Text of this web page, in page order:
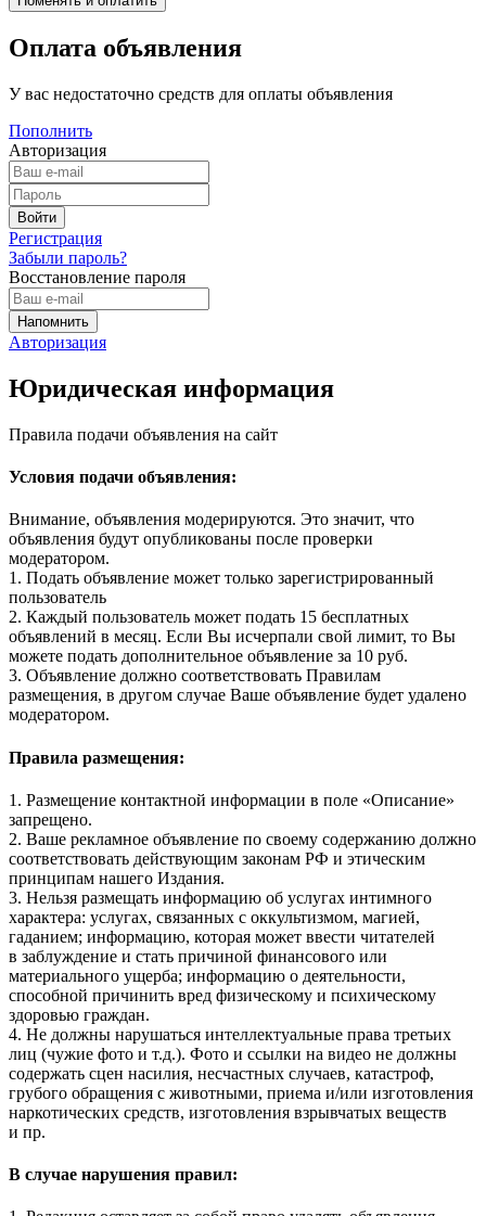
Оплата объявления
У вас недостаточно средств для оплаты объявления
Пополнить
Авторизация
Регистрация
Забыли пароль?
Восстановление пароля
Авторизация
Юридическая информация
Правила подачи объявления на сайт
Условия подачи объявления:
Внимание, объявления модерируются. Это значит, что
объявления будут опубликованы после проверки
модератором.
1. Подать объявление может только зарегистрированный
пользователь
2. Каждый пользователь может подать 15 бесплатных
объявлений в месяц. Если Вы исчерпали свой лимит, то Вы
можете подать дополнительное объявление за 10 руб.
3. Объявление должно соответствовать Правилам
размещения, в другом случае Ваше объявление будет удалено
модератором.
Правила размещения:
1. Размещение контактной информации в поле «Описание»
запрещено.
2. Ваше рекламное объявление по своему содержанию должно
соответствовать действующим законам РФ и этическим
принципам нашего Издания.
3. Нельзя размещать информацию об услугах интимного
характера: услугах, связанных с оккультизмом, магией,
гаданием; информацию, которая может ввести читателей
в заблуждение и стать причиной финансового или
материального ущерба; информацию о деятельности,
способной причинить вред физическому и психическому
здоровью граждан.
4. Не должны нарушаться интеллектуальные права третьих
лиц (чужие фото и т.д.). Фото и ссылки на видео не должны
содержать сцен насилия, несчастных случаев, катастроф,
грубого обращения с животными, приема и/или изготовления
наркотических средств, изготовления взрывчатых веществ
и пр.
В случае нарушения правил: